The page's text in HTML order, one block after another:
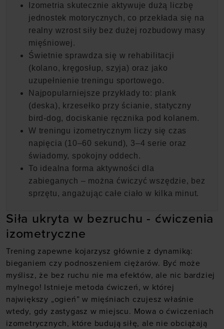
Izometria skutecznie aktywuje dużą liczbę
jednostek motorycznych, co przekłada się na
realny wzrost siły bez dużej rozbudowy masy
mięśniowej.
Świetnie sprawdza się w rehabilitacji
(kolano, kręgosłup, szyja) oraz jako
uzupełnienie treningu sportowego.
Najpopularniejsze przykłady to: plank
(deska), krzesełko przy ścianie, statyczny
bird-dog, dociskanie ręcznika pod kolanem.
W treningu izometrycznym liczy się czas
napięcia (10–60 sekund), 3–4 serie oraz
świadomy, spokojny oddech.
To idealna forma aktywności dla
zabieganych – można ćwiczyć wszędzie, bez
sprzętu, angażując całe ciało w kilka minut.
Siła ukryta w bezruchu - ćwiczenia
izometryczne
Trening zapewne kojarzysz głównie z dynamiką:
bieganiem czy podnoszeniem ciężarów. Być może
myślisz, że bez ruchu nie ma efektów, ale nic bardziej
mylnego! Istnieje metoda ćwiczeń, w której
największy „ogień” w mięśniach czujesz właśnie
wtedy, gdy zastygasz w miejscu. Mowa o ćwiczeniach
izometrycznych, które budują siłę, ale nie obciążają